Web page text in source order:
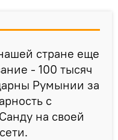
стране еще
- 100 тысяч
Румынии за
с
на своей